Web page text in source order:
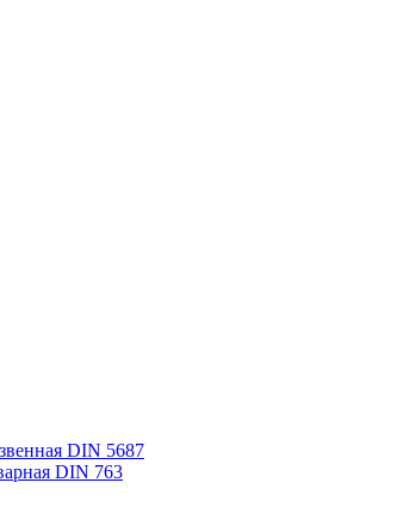
DIN 5687
DIN 763